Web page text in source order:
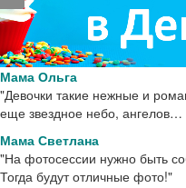
- сертификат на фотосессию.
приобрести фотосувениры
Мама Ольга
"Девочки такие нежные и
еще звездное небо,
Мама Светлана
"На фотосессии нужно быть
Тогда будут отличные фото!"